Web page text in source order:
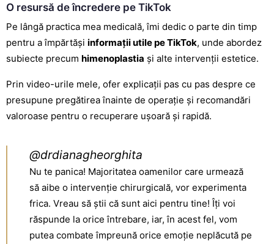
O resursă de încredere pe TikTok
Pe lângă practica mea medicală, îmi dedic o parte din timp
pentru a împărtăși informații utile pe TikTok, unde abordez
subiecte precum himenoplastia și alte intervenții estetice.
Prin video-urile mele, ofer explicații pas cu pas despre ce
presupune pregătirea înainte de operație și recomandări
valoroase pentru o recuperare ușoară și rapidă.
@drdianagheorghita
Nu te panica! Majoritatea oamenilor care urmează
să aibe o intervenție chirurgicală, vor experimenta
frica. Vreau să știi că sunt aici pentru tine! Îți voi
răspunde la orice întrebare, iar, în acest fel, vom
putea combate împreună orice emoție neplăcută pe